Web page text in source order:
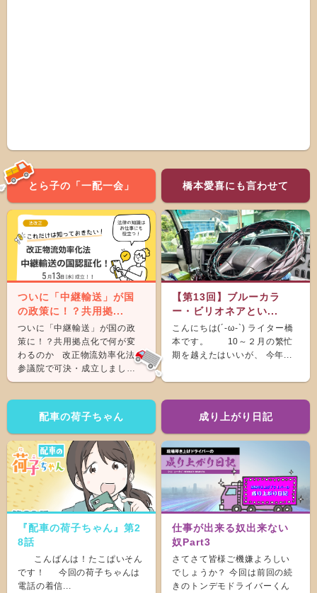
とら子の「一配一会」
ついに「中継輸送」が国
の政策に！？共用拠...
ついに「中継輸送」が国の政
策に！？共用拠点化で何が変
わるのか 改正物流効率化法が
参議院で可決・成立しまし
た。 &nb...
橋本愛喜にも言わせて
【第13回】ブルーカラ
ー・ビリオネアとい...
こんにちは(´-ω-`) ライター橋
本です。 10～２月の繁忙
期を越えたはいいが、 今年...
配車の荷子ちゃん
『配車の荷子ちゃん』第2
8話
こんばんは！たこぱいそん
です！ 今回の荷子ちゃんは
電話の着信...
成り上がり日記
仕事が出来る奴出来ない
奴Part3
さてさて皆様ご機嫌よろしい
でしょうか？ 今回は前回の続
きのトンデモドライバーくん